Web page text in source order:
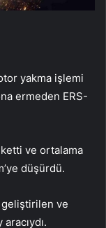
yakma işlemi
ermeden ERS-
ve ortalama
düşürdü.
geliştirilen ve